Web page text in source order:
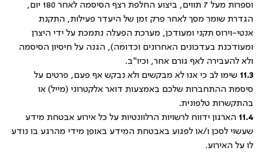
וספרות מעל 7 תווים, ביצוע החלפת רצף הסיסמה לאחר 180 יום,
הגדרת שומר מסך לאחר פרק זמן של היעדר פעילות, התקנת
אנטי-וירוס תקני ומעודכן, מערכת הפעלה נתמכת על ידי היצרן
ומעודכנת בעדכונים האחרונים וכדומה), הגנה על חיסיון הסיסמה
ולא להעבירה לאף גורם אחר, וכיו"ב.
11.3 שימו לב כי אנו לא מבקשים ולא נבקש אף פעם, פרטים על
סיסמת ההתחברות שלכם באמצעות דואר אלקטרוני (מייל) או
בהתקשרות טלפונית.
11.4 הארגון ידווח לרשויות הרלוונטיות על כל אירוע אבטחת מידע
שעשוי לסכן ו/או לפגוע באבטחת המידע באופן מידי מהרגע בו נודע
לו על האירוע.